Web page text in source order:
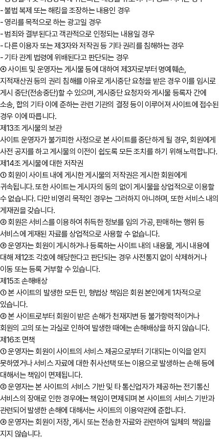
- 불법 복제 또는 해킹을 조장하는 내용인 경우
- 영리를 목적으로 하는 광고일 경우
- 범죄와 결부된다고 객관적으로 인정되는 내용일 경우
- 다른 이용자 또는 제3자와 저작권 등 기타 권리를 침해하는 경우
- 기타 관계 법령에 위배된다고 판단되는 경우
④ 사이트 및 운영자는 게시물 등에 대하여 제3자로부터 명예훼손,
지적재산권 등의 권리 침해를 이유로 게시중단 요청을 받은 경우 이를 임시로
게시 중단(전송중단)할 수 있으며, 게시중단 요청자와 게시물 등록자 간에
소송, 합의 기타 이에 준하는 관련 기관의 결정 등이 이루어져 사이트에 접수된
경우 이에 따릅니다.
제13조 게시물의 보관
사이트 운영자가 불가피한 사정으로 본 사이트를 중단하게 될 경우, 회원에게
사전 공지를 하고 게시물의 이전이 쉽도록 모든 조치를 하기 위해 노력합니다.
제14조 게시물에 대한 저작권
① 회원이 사이트 내에 게시한 게시물의 저작권은 게시한 회원에게
귀속됩니다. 또한 사이트는 게시자의 동의 없이 게시물을 상업적으로 이용할
수 없습니다. 다만 비영리 목적인 경우는 그러하지 아니하며, 또한 서비스 내의
게재권을 갖습니다.
② 회원은 서비스를 이용하여 취득한 정보를 임의 가공, 판매하는 행위 등
서비스에 게재된 자료를 상업적으로 사용할 수 없습니다.
③ 운영자는 회원이 게시하거나 등록하는 사이트 내의 내용물, 게시 내용에
대해 제12조 각호에 해당한다고 판단되는 경우 사전통지 없이 삭제하거나
이동 또는 등록 거부할 수 있습니다.
제15조 손해배상
① 본 사이트의 발생한 모든 민, 형법상 책임은 회원 본인에게 1차적으로
있습니다.
② 본 사이트로부터 회원이 받은 손해가 천재지변 등 불가항력적이거나
회원의 고의 또는 과실로 인하여 발생한 때에는 손해배상을 하지 않습니다.
제16조 면책
① 운영자는 회원이 사이트의 서비스 제공으로부터 기대되는 이익을 얻지
못하였거나 서비스 자료에 대한 취사선택 또는 이용으로 발생하는 손해 등에
대해서는 책임이 면제됩니다.
② 운영자는 본 사이트의 서비스 기반 및 타 통신업자가 제공하는 전기통신
서비스의 장애로 인한 경우에는 책임이 면제되며 본 사이트의 서비스 기반과
관련되어 발생한 손해에 대해서는 사이트의 이용약관에 준합니다.
③ 운영자는 회원이 저장, 게시 또는 전송한 자료와 관련하여 일체의 책임을
지지 않습니다.